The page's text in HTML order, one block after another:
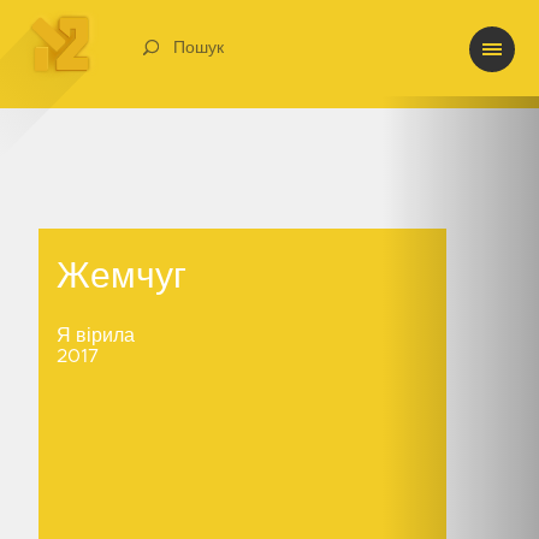
Пошук
Жемчуг
Я вірила
2017